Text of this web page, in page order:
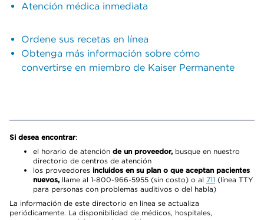
Atención médica inmediata
Ordene sus recetas en línea
Obtenga más información sobre cómo
convertirse en miembro de Kaiser Permanente
Si desea encontrar:
el horario de atención de un proveedor, busque en nuestro
directorio de centros de atención
los proveedores incluidos en su plan o que aceptan pacientes
nuevos, llame al 1-800-966-5955 (sin costo) o al 711 (línea TTY
para personas con problemas auditivos o del habla)
La información de este directorio en línea se actualiza
periódicamente. La disponibilidad de médicos, hospitales,